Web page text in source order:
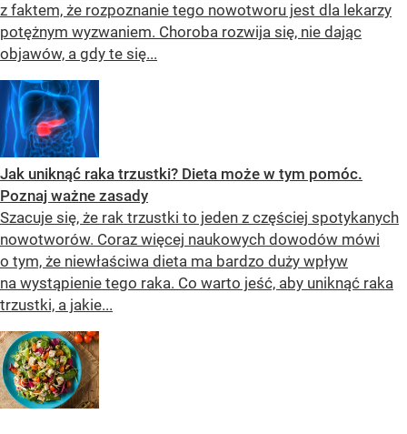
z faktem, że rozpoznanie tego nowotworu jest dla lekarzy
potężnym wyzwaniem. Choroba rozwija się, nie dając
objawów, a gdy te się...
Jak uniknąć raka trzustki? Dieta może w tym pomóc.
Poznaj ważne zasady
Szacuje się, że rak trzustki to jeden z częściej spotykanych
nowotworów. Coraz więcej naukowych dowodów mówi
o tym, że niewłaściwa dieta ma bardzo duży wpływ
na wystąpienie tego raka. Co warto jeść, aby uniknąć raka
trzustki, a jakie...